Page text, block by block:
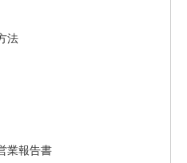
法
業報告書